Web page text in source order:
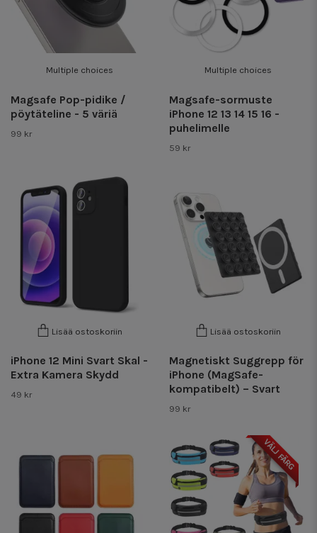
Multiple choices
Magsafe Pop-pidike /
pöytäteline - 5 väriä
99 kr
Multiple choices
Magsafe-sormuste
iPhone 12 13 14 15 16 -
puhelimelle
59 kr
Lisää ostoskoriin
iPhone 12 Mini Svart Skal -
Extra Kamera Skydd
49 kr
Lisää ostoskoriin
Magnetiskt Suggrepp för
iPhone (MagSafe-
kompatibelt) – Svart
99 kr
VÄLJ FÄRG